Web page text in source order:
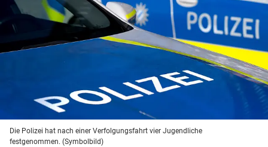
Die Polizei hat nach einer Verfolgungsfahrt vier Jugendliche
festgenommen. (Symbolbild)